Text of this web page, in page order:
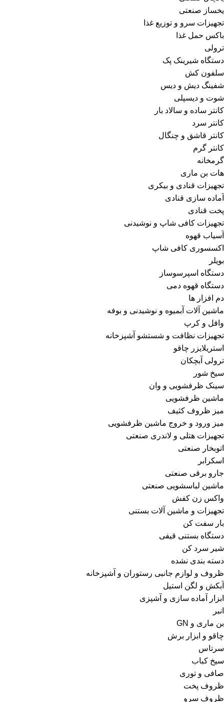
یخساز صنعتی
تجهیزات سرو و توزیع غذا
باکس حمل غذا
ترولی
دستگاه شیرینک پک
سلفون کش
شفینگ دیش و دیس
شوت و دیسپلی
کانتر ساده و سالاد بار
کانتر سرد
کانتر قاشق و چنگال
کانتر گرم
گرمخانه
هات بن ماری
تجهیزات قنادی و بیکری
آماده سازی قنادی
پخت قنادی
تجهیزات کافی شاپ و نوشیدنی
آسیاب قهوه
اکسسوری کافی شاپ
بویلر
دستگاه اسپرسوساز
دستگاه قهوه دمی
دم افزار ها
ماشین آلات آبمیوه و نوشیدنی و بوفه
وافل و کرپ
تجهیزات نظافت و شستشو آشپزخانه
استریلایزر چاقو
ترولی آبچکان
سیخ شور
سینک ظرفشویی و وان
ماشین ظرفشویی
میز ظروف کثیف
میز ورود و خروج ماشین ظرفشویی
تجهیزات هتلی و لاندری صنعتی
اتوبخار صنعتی
اسکرابر
جارو برقی صنعتی
ماشین لباسشویی صنعتی
واکس زن کفش
تجهیزات و ماشین آلات بستنی
بار سفت کن
دستگاه بستنی قیفی
شیر سرد کن
دسته بندی نشده
ظروف و لوازم جانبی رستوران و آشپزخانه
آبکش و لگن استیل
ابزار آماده سازی و آشپزی
انبر
بن ماری و GN
چاقو و ابزار برش
سرتاس
سیخ کباب
صافی و توری
ظروف پخت
ظروف سرو